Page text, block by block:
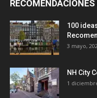
RECOMENDACIONES
100
3 mayo,
NH City
1